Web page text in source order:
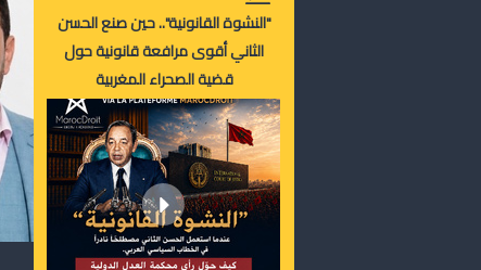
"النشوة القانونية".. حين صنع الحسن
الثاني أقوى مرافعة قانونية حول
قضية الصحراء المغربية